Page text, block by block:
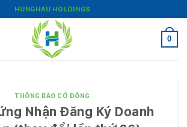
HUNGHAU HOLDINGS
0
THÔNG BÁO CỔ ĐÔNG
Nhận Đăng Ký Doanh